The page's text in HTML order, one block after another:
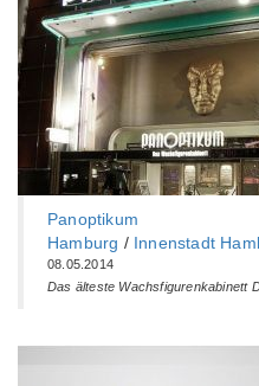
Panoptikum
Hamburg / Innenstadt
08.05.2014
Das älteste Wachsfigurenkabinett